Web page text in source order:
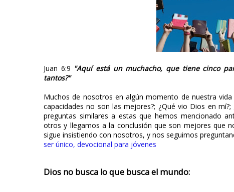
Juan 6:9 "Aquí está un muchacho, que tiene cinco
tantos?"
Muchos de nosotros en algún momento de nuestra
capacidades no son las mejores?; ¿Qué vio Dios en
preguntas similares a estas que hemos mencionado
otros y llegamos a la conclusión que son mejores que
sigue insistiendo con nosotros, y nos seguimos
ser único, devocional para jóvenes
Dios no busca lo que busca el mundo: